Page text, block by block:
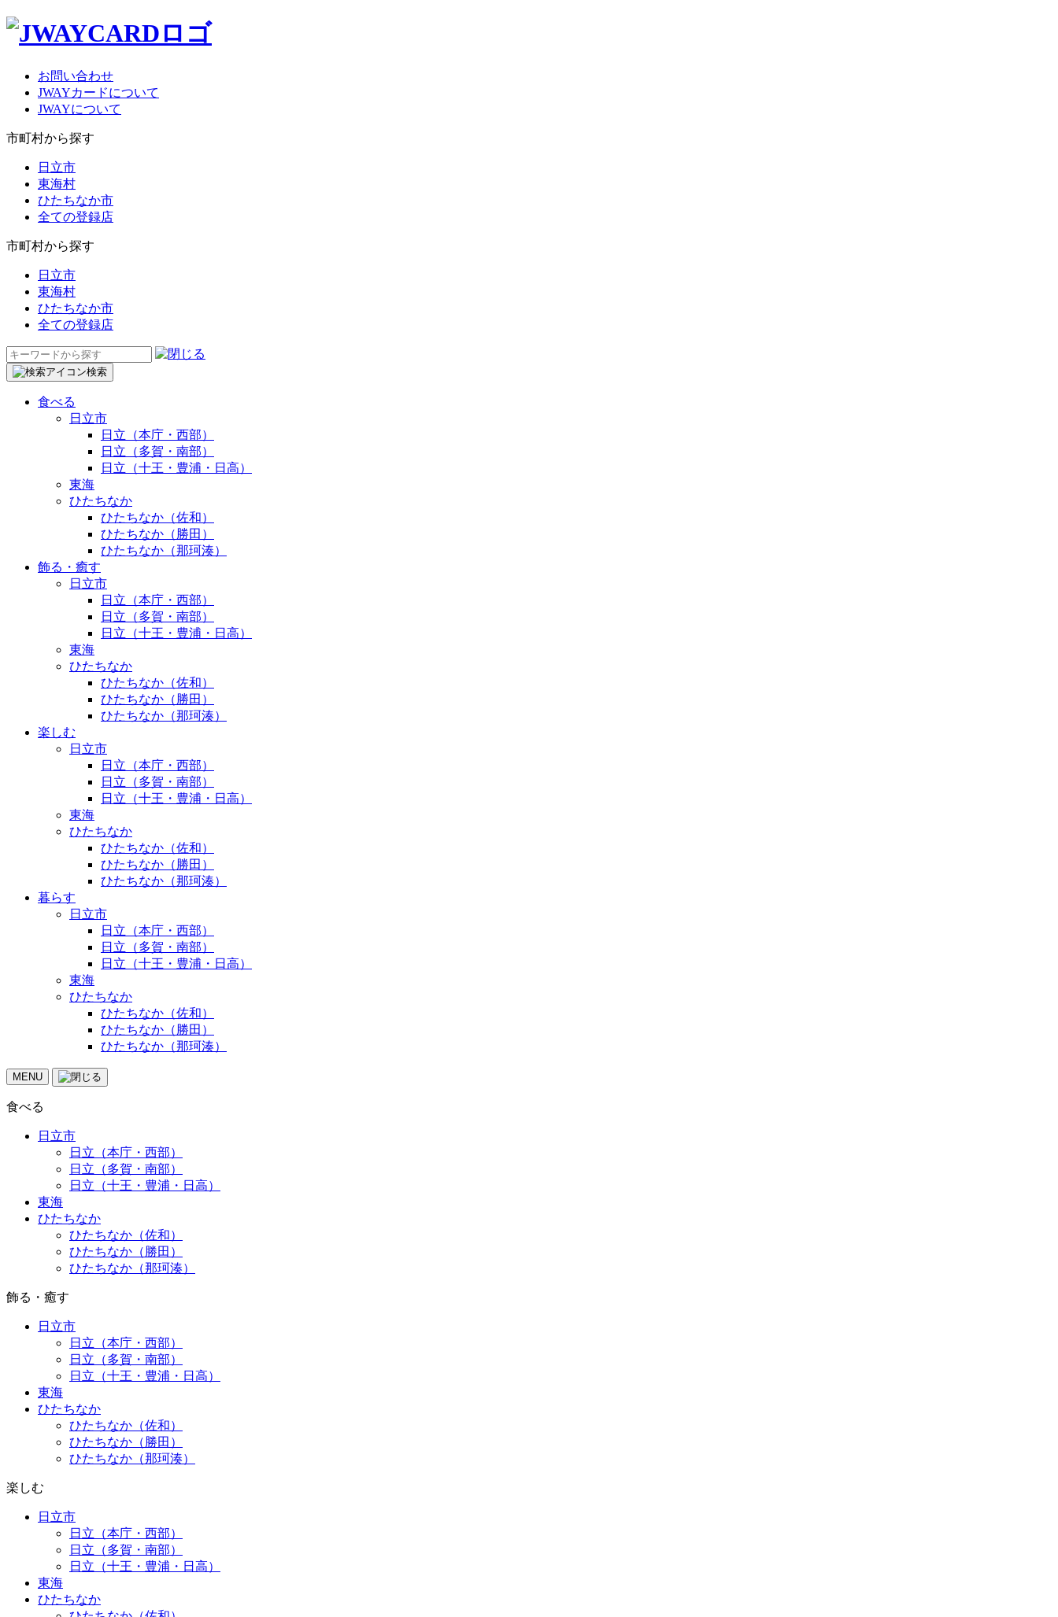
お問い合わせ
JWAYカードについて
JWAYについて
市町村から探す
日立市
東海村
ひたちなか市
全ての登録店
市町村から探す
日立市
東海村
ひたちなか市
全ての登録店
検
索:
検索
食べる
日立市
日立（本庁・西部）
日立（多賀・南部）
日立（十王・豊浦・日高）
東海
ひたちなか
ひたちなか（佐和）
ひたちなか（勝田）
ひたちなか（那珂湊）
飾る・癒す
日立市
日立（本庁・西部）
日立（多賀・南部）
日立（十王・豊浦・日高）
東海
ひたちなか
ひたちなか（佐和）
ひたちなか（勝田）
ひたちなか（那珂湊）
楽しむ
日立市
日立（本庁・西部）
日立（多賀・南部）
日立（十王・豊浦・日高）
東海
ひたちなか
ひたちなか（佐和）
ひたちなか（勝田）
ひたちなか（那珂湊）
暮らす
日立市
日立（本庁・西部）
日立（多賀・南部）
日立（十王・豊浦・日高）
東海
ひたちなか
ひたちなか（佐和）
ひたちなか（勝田）
ひたちなか（那珂湊）
MENU
食べる
日立市
日立（本庁・西部）
日立（多賀・南部）
日立（十王・豊浦・日高）
東海
ひたちなか
ひたちなか（佐和）
ひたちなか（勝田）
ひたちなか（那珂湊）
飾る・癒す
日立市
日立（本庁・西部）
日立（多賀・南部）
日立（十王・豊浦・日高）
東海
ひたちなか
ひたちなか（佐和）
ひたちなか（勝田）
ひたちなか（那珂湊）
楽しむ
日立市
日立（本庁・西部）
日立（多賀・南部）
日立（十王・豊浦・日高）
東海
ひたちなか